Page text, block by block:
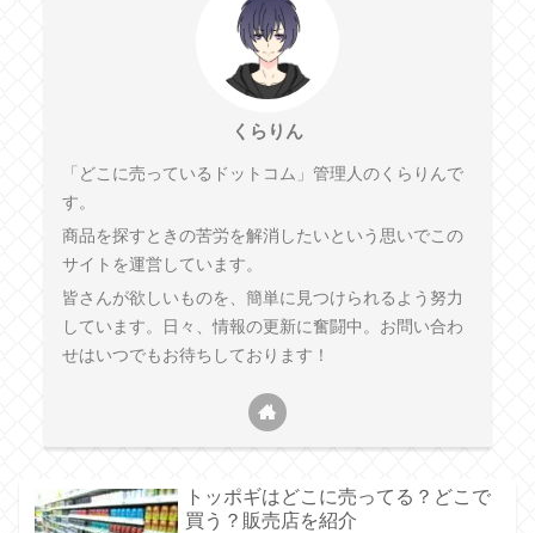
くらりん
「どこに売っているドットコム」管理人のくらりんで
す。
商品を探すときの苦労を解消したいという思いでこの
サイトを運営しています。
皆さんが欲しいものを、簡単に見つけられるよう努力
しています。日々、情報の更新に奮闘中。お問い合わ
せはいつでもお待ちしております！
トッポギはどこに売ってる？どこで
買う？販売店を紹介